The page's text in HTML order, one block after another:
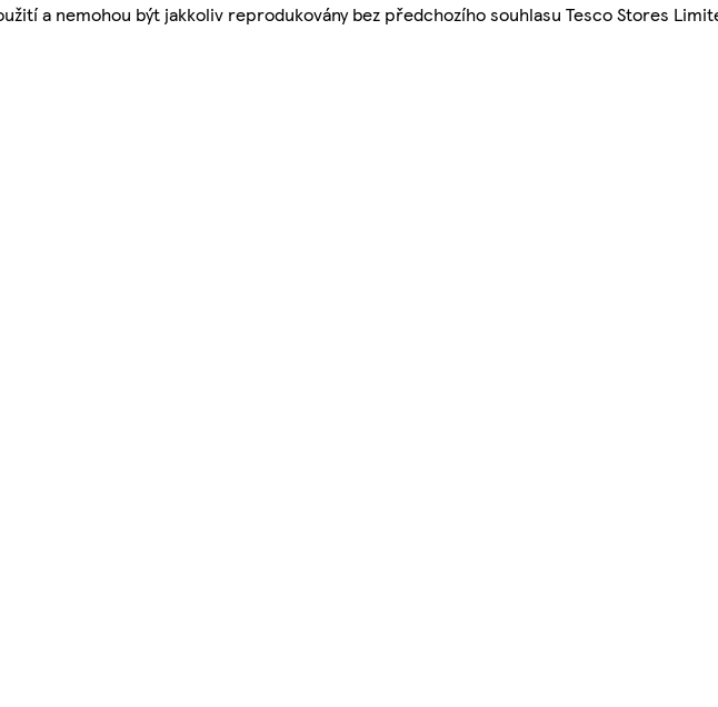
a nemohou být jakkoliv reprodukovány bez předchozího souhlasu Tesco Stores